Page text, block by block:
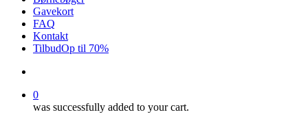
Gavekort
FAQ
Kontakt
TilbudOp til 70%
0
was successfully added to your cart.